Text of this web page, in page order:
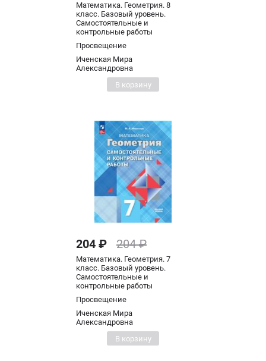
Математика. Геометрия. 8
класс. Базовый уровень.
Самостоятельные и
контрольные работы
Просвещение
Иченская Мира
Александровна
В корзину
204 ₽ 204 ₽
Математика. Геометрия. 7
класс. Базовый уровень.
Самостоятельные и
контрольные работы
Просвещение
Иченская Мира
Александровна
В корзину